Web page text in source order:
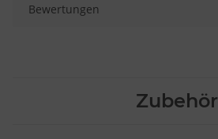
Bewertungen
Zubehör